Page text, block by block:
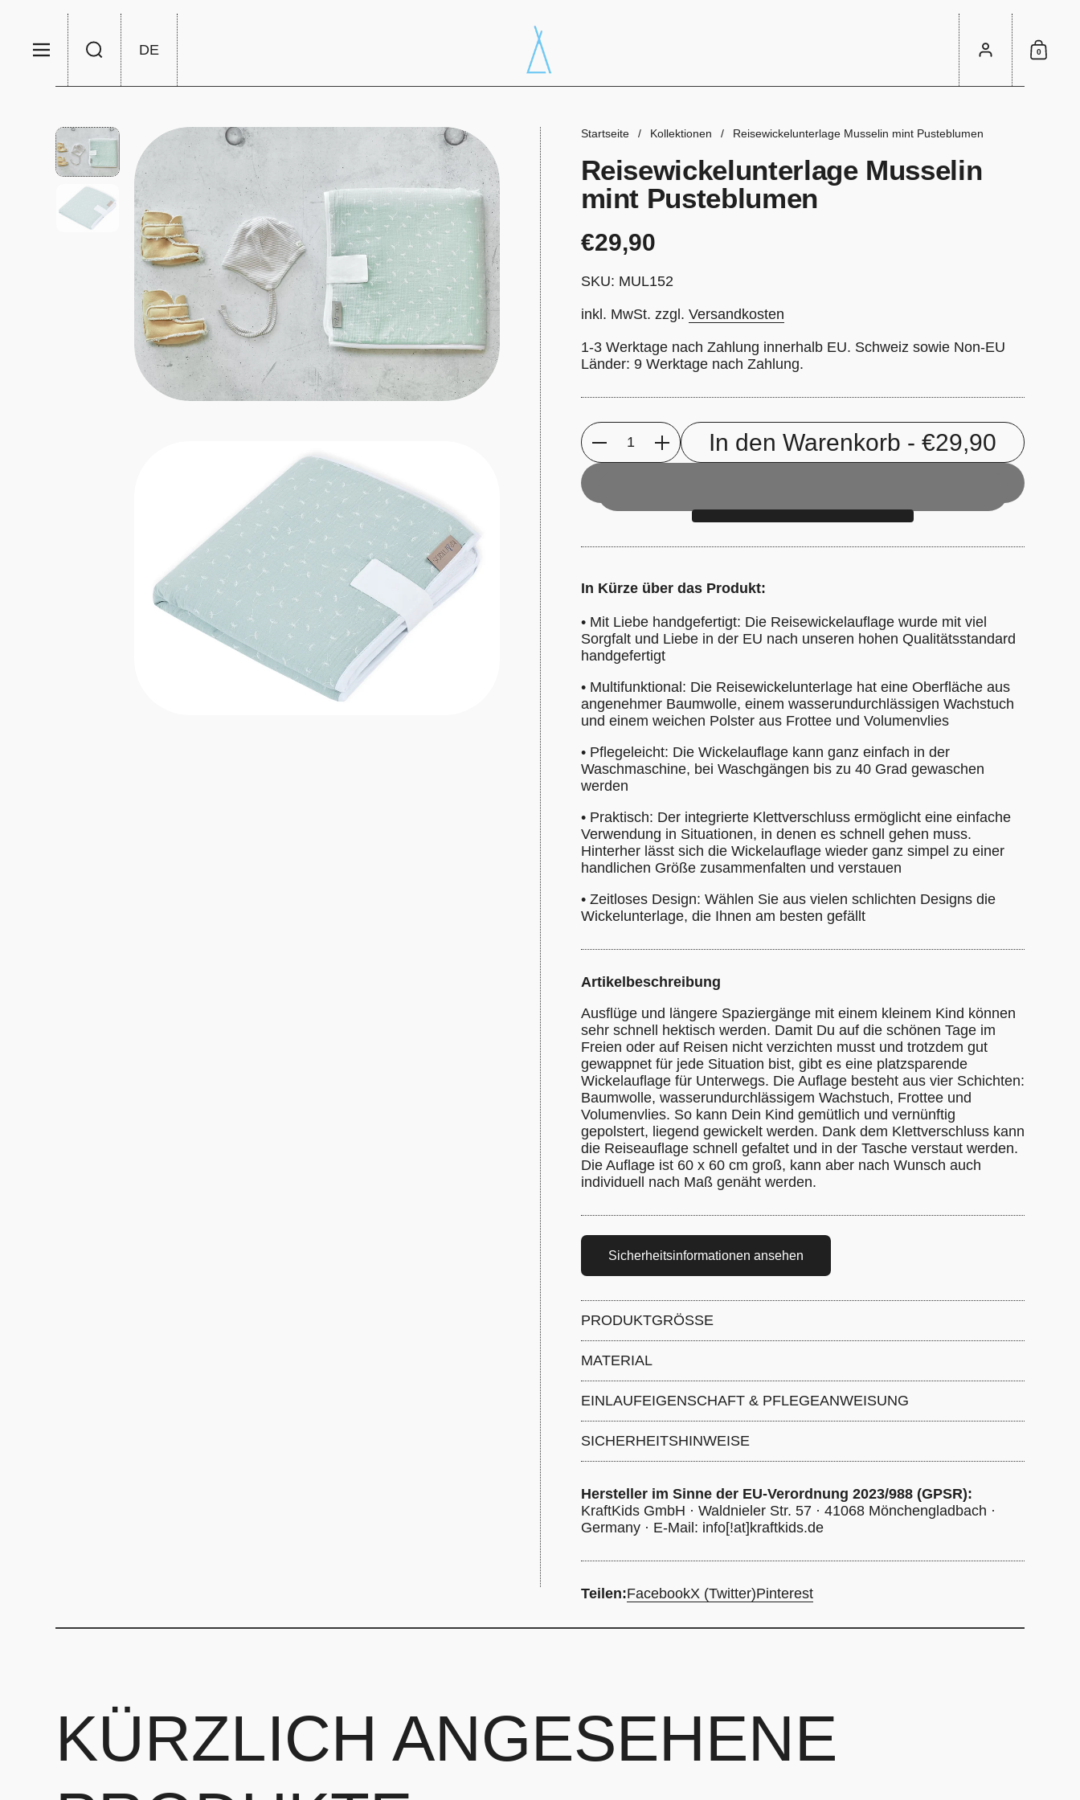
Zum Inhalt springen
Menü Suche DESprache/Währung wählen
Konto 0
Startseite / Kollektionen / Reisewickelunterlage Musselin mint Pusteblumen
Reisewickelunterlage Musselin
mint Pusteblumen
Preis:
€29,90
SKU: MUL152
inkl. MwSt. zzgl. Versandkosten
1-3 Werktage nach Zahlung innerhalb EU. Schweiz sowie Non-EU
Länder: 9 Werktage nach Zahlung.
Anzahl In den Warenkorb - €29,90
In Kürze über das Produkt:
• Mit Liebe handgefertigt: Die Reisewickelauflage wurde mit viel
Sorgfalt und Liebe in der EU nach unseren hohen Qualitätsstandard
handgefertigt
• Multifunktional: Die Reisewickelunterlage hat eine Oberfläche aus
angenehmer Baumwolle, einem wasserundurchlässigen Wachstuch
und einem weichen Polster aus Frottee und Volumenvlies
• Pflegeleicht: Die Wickelauflage kann ganz einfach in der
Waschmaschine, bei Waschgängen bis zu 40 Grad gewaschen
werden
• Praktisch: Der integrierte Klettverschluss ermöglicht eine einfache
Verwendung in Situationen, in denen es schnell gehen muss.
Hinterher lässt sich die Wickelauflage wieder ganz simpel zu einer
handlichen Größe zusammenfalten und verstauen
• Zeitloses Design: Wählen Sie aus vielen schlichten Designs die
Wickelunterlage, die Ihnen am besten gefällt
Artikelbeschreibung
Ausflüge und längere Spaziergänge mit einem kleinem Kind können
sehr schnell hektisch werden. Damit Du auf die schönen Tage im
Freien oder auf Reisen nicht verzichten musst und trotzdem gut
gewappnet für jede Situation bist, gibt es eine platzsparende
Wickelauflage für Unterwegs. Die Auflage besteht aus vier Schichten:
Baumwolle, wasserundurchlässigem Wachstuch, Frottee und
Volumenvlies. So kann Dein Kind gemütlich und vernünftig
gepolstert, liegend gewickelt werden. Dank dem Klettverschluss kann
die Reiseauflage schnell gefaltet und in der Tasche verstaut werden.
Die Auflage ist 60 x 60 cm groß, kann aber nach Wunsch auch
individuell nach Maß genäht werden.
Sicherheitsinformationen ansehen
PRODUKTGRÖSSE
MATERIAL
Wachstuch und 100% Polyester
EINLAUFEIGENSCHAFT & PFLEGEANWEISUNG
Grad, nicht chemisch reinigen Bleichen nicht erlaubt, nicht im
Trommeltrockner trocknen
SICHERHEITSHINWEISE
Hersteller im Sinne der EU-Verordnung 2023/988 (GPSR):
KraftKids GmbH · Waldnieler Str. 57 · 41068 Mönchengladbach ·
Germany · E-Mail: info[!at]kraftkids.de
Teilen:FacebookX (Twitter)Pinterest
KÜRZLICH ANGESEHENE